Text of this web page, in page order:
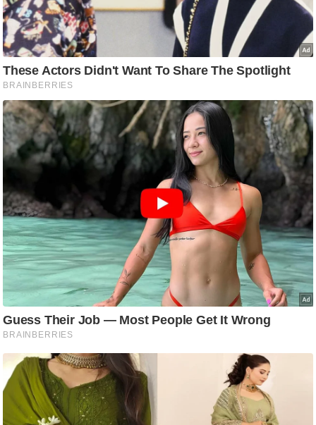
ए
म
.
आ
र
.
आ
ई
.
य
प
र
स
मी
क्षा
ध
र्म
ज्यो
ति
ष
प्र